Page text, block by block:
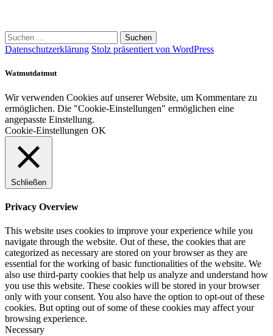
Suchen
nach:
Datenschutzerklärung Stolz präsentiert von WordPress
Watmutdatmut
Wir verwenden Cookies auf unserer Website, um Kommentare zu
ermöglichen. Die "Cookie-Einstellungen" ermöglichen eine
angepasste Einstellung.
Cookie-Einstellungen OK
Schließen
Privacy Overview
This website uses cookies to improve your experience while you
navigate through the website. Out of these, the cookies that are
categorized as necessary are stored on your browser as they are
essential for the working of basic functionalities of the website. We
also use third-party cookies that help us analyze and understand how
you use this website. These cookies will be stored in your browser
only with your consent. You also have the option to opt-out of these
cookies. But opting out of some of these cookies may affect your
browsing experience.
Necessary